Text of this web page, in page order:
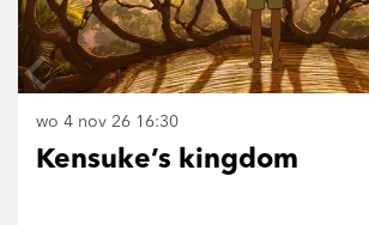
Kensuke’s kingdom
wo 4 nov 26 16:30